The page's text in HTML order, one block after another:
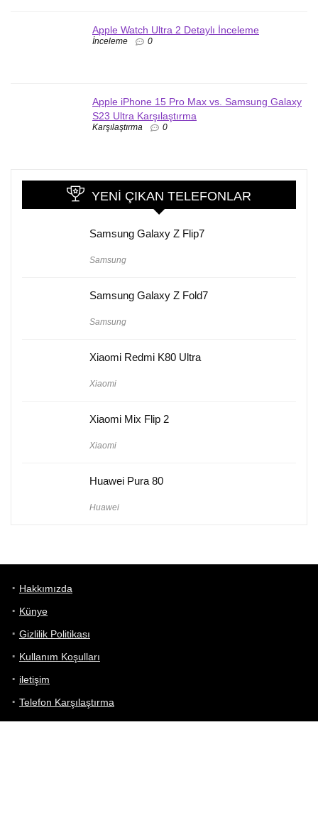
Apple Watch Ultra 2 Detaylı İnceleme
İnceleme 0
Apple iPhone 15 Pro Max vs. Samsung Galaxy
S23 Ultra Karşılaştırma
Karşılaştırma 0
YENI ÇIKAN TELEFONLAR
Samsung Galaxy Z Flip7
Samsung
Samsung Galaxy Z Fold7
Samsung
Xiaomi Redmi K80 Ultra
Xiaomi
Xiaomi Mix Flip 2
Xiaomi
Huawei Pura 80
Huawei
Hakkımızda
Künye
Gizlilik Politikası
Kullanım Koşulları
iletişim
Telefon Karşılaştırma